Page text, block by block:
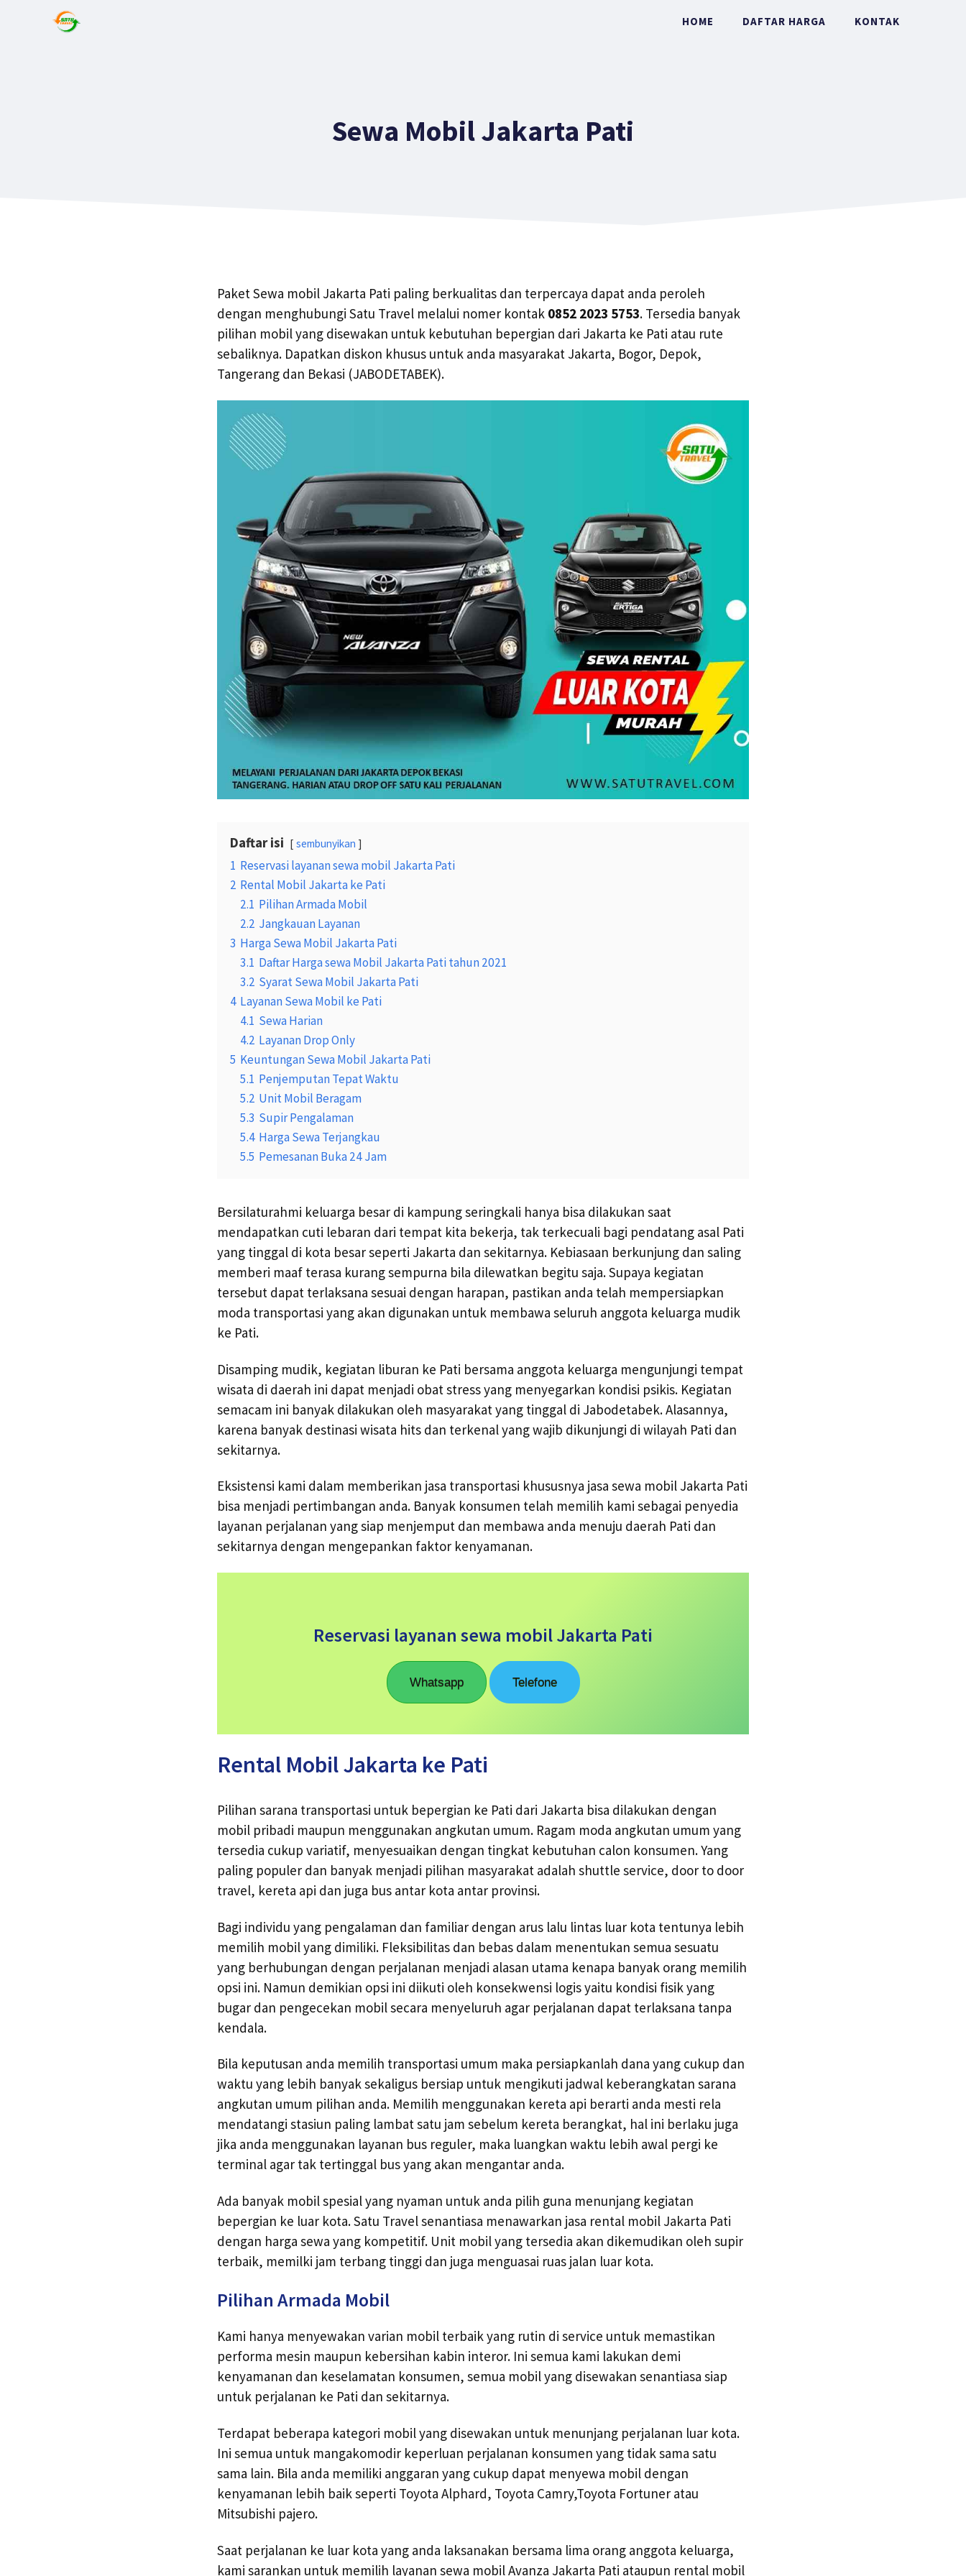
HOME DAFTAR HARGA KONTAK
Sewa Mobil Jakarta Pati
Paket Sewa mobil Jakarta Pati paling berkualitas dan terpercaya dapat anda peroleh
dengan menghubungi Satu Travel melalui nomer kontak 0852 2023 5753. Tersedia banyak
pilihan mobil yang disewakan untuk kebutuhan bepergian dari Jakarta ke Pati atau rute
sebaliknya. Dapatkan diskon khusus untuk anda masyarakat Jakarta, Bogor, Depok,
Tangerang dan Bekasi (JABODETABEK).
Daftar isi sembunyikan
1 Reservasi layanan sewa mobil Jakarta Pati
2 Rental Mobil Jakarta ke Pati
2.1 Pilihan Armada Mobil
2.2 Jangkauan Layanan
3 Harga Sewa Mobil Jakarta Pati
3.1 Daftar Harga sewa Mobil Jakarta Pati tahun 2021
3.2 Syarat Sewa Mobil Jakarta Pati
4 Layanan Sewa Mobil ke Pati
4.1 Sewa Harian
4.2 Layanan Drop Only
5 Keuntungan Sewa Mobil Jakarta Pati
5.1 Penjemputan Tepat Waktu
5.2 Unit Mobil Beragam
5.3 Supir Pengalaman
5.4 Harga Sewa Terjangkau
5.5 Pemesanan Buka 24 Jam
Bersilaturahmi keluarga besar di kampung seringkali hanya bisa dilakukan saat
mendapatkan cuti lebaran dari tempat kita bekerja, tak terkecuali bagi pendatang asal Pati
yang tinggal di kota besar seperti Jakarta dan sekitarnya. Kebiasaan berkunjung dan saling
memberi maaf terasa kurang sempurna bila dilewatkan begitu saja. Supaya kegiatan
tersebut dapat terlaksana sesuai dengan harapan, pastikan anda telah mempersiapkan
moda transportasi yang akan digunakan untuk membawa seluruh anggota keluarga mudik
ke Pati.
Disamping mudik, kegiatan liburan ke Pati bersama anggota keluarga mengunjungi tempat
wisata di daerah ini dapat menjadi obat stress yang menyegarkan kondisi psikis. Kegiatan
semacam ini banyak dilakukan oleh masyarakat yang tinggal di Jabodetabek. Alasannya,
karena banyak destinasi wisata hits dan terkenal yang wajib dikunjungi di wilayah Pati dan
sekitarnya.
Eksistensi kami dalam memberikan jasa transportasi khususnya jasa sewa mobil Jakarta Pati
bisa menjadi pertimbangan anda. Banyak konsumen telah memilih kami sebagai penyedia
layanan perjalanan yang siap menjemput dan membawa anda menuju daerah Pati dan
sekitarnya dengan mengepankan faktor kenyamanan.
Reservasi layanan sewa mobil Jakarta Pati
Whatsapp Telefone
Rental Mobil Jakarta ke Pati
Pilihan sarana transportasi untuk bepergian ke Pati dari Jakarta bisa dilakukan dengan
mobil pribadi maupun menggunakan angkutan umum. Ragam moda angkutan umum yang
tersedia cukup variatif, menyesuaikan dengan tingkat kebutuhan calon konsumen. Yang
paling populer dan banyak menjadi pilihan masyarakat adalah shuttle service, door to door
travel, kereta api dan juga bus antar kota antar provinsi.
Bagi individu yang pengalaman dan familiar dengan arus lalu lintas luar kota tentunya lebih
memilih mobil yang dimiliki. Fleksibilitas dan bebas dalam menentukan semua sesuatu
yang berhubungan dengan perjalanan menjadi alasan utama kenapa banyak orang memilih
opsi ini. Namun demikian opsi ini diikuti oleh konsekwensi logis yaitu kondisi fisik yang
bugar dan pengecekan mobil secara menyeluruh agar perjalanan dapat terlaksana tanpa
kendala.
Bila keputusan anda memilih transportasi umum maka persiapkanlah dana yang cukup dan
waktu yang lebih banyak sekaligus bersiap untuk mengikuti jadwal keberangkatan sarana
angkutan umum pilihan anda. Memilih menggunakan kereta api berarti anda mesti rela
mendatangi stasiun paling lambat satu jam sebelum kereta berangkat, hal ini berlaku juga
jika anda menggunakan layanan bus reguler, maka luangkan waktu lebih awal pergi ke
terminal agar tak tertinggal bus yang akan mengantar anda.
Ada banyak mobil spesial yang nyaman untuk anda pilih guna menunjang kegiatan
bepergian ke luar kota. Satu Travel senantiasa menawarkan jasa rental mobil Jakarta Pati
dengan harga sewa yang kompetitif. Unit mobil yang tersedia akan dikemudikan oleh supir
terbaik, memilki jam terbang tinggi dan juga menguasai ruas jalan luar kota.
Pilihan Armada Mobil
Kami hanya menyewakan varian mobil terbaik yang rutin di service untuk memastikan
performa mesin maupun kebersihan kabin interor. Ini semua kami lakukan demi
kenyamanan dan keselamatan konsumen, semua mobil yang disewakan senantiasa siap
untuk perjalanan ke Pati dan sekitarnya.
Terdapat beberapa kategori mobil yang disewakan untuk menunjang perjalanan luar kota.
Ini semua untuk mangakomodir keperluan perjalanan konsumen yang tidak sama satu
sama lain. Bila anda memiliki anggaran yang cukup dapat menyewa mobil dengan
kenyamanan lebih baik seperti Toyota Alphard, Toyota Camry,Toyota Fortuner atau
Mitsubishi pajero.
Saat perjalanan ke luar kota yang anda laksanakan bersama lima orang anggota keluarga,
kami sarankan untuk memilih layanan sewa mobil Avanza Jakarta Pati ataupun rental mobil